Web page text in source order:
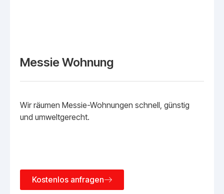
Messie Wohnung
Wir räumen Messie-Wohnungen schnell, günstig
und umweltgerecht.
Kostenlos anfragen